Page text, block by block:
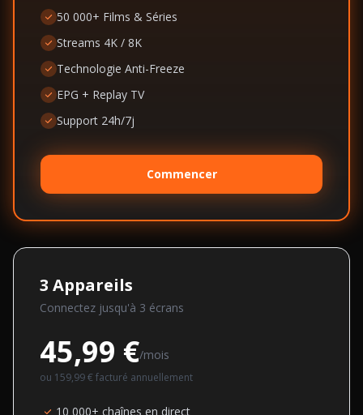
50 000+ Films & Séries
Streams 4K / 8K
Technologie Anti-Freeze
EPG + Replay TV
Support 24h/7j
Commencer
3 Appareils
Connectez jusqu'à 3 écrans
45,99 €/mois
ou 159,99 € facturé annuellement
10 000+ chaînes en direct